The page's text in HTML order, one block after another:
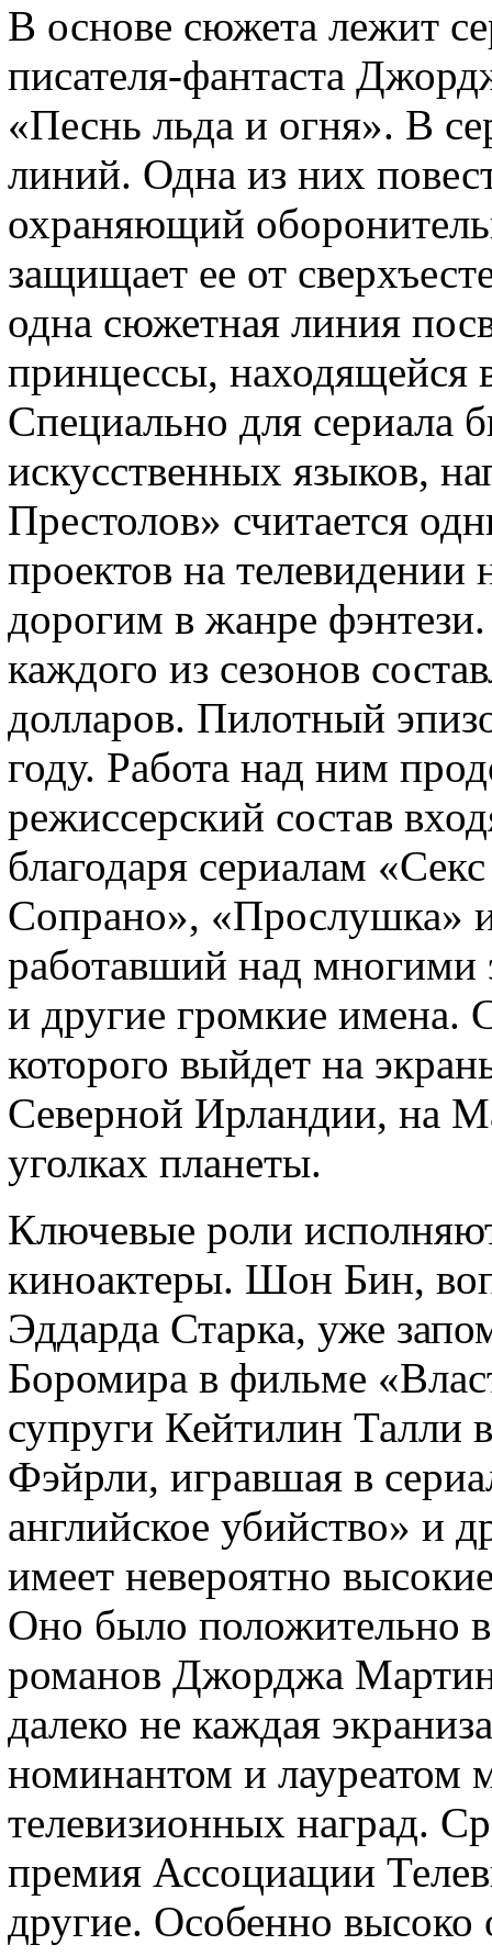
В основе сюжета лежит
писателя-фантаста
«Песнь льда и огня». В
линий. Одна из них
охраняющий
защищает ее от
одна сюжетная линия
принцессы, находящейся
Специально для сериала
искусственных языков,
Престолов» считается
проектов на
дорогим в жанре
каждого из сезонов
долларов. Пилотный
году. Работа над ним
режиссерский состав
благодаря сериалам
Сопрано», «Прослушка»
работавший над многими
и другие громкие имена.
которого выйдет на
Северной Ирландии, на
уголках планеты.
Ключевые роли
киноактеры. Шон Бин,
Эддарда Старка, уже
Боромира в фильме
супруги Кейтилин Талли
Фэйрли, игравшая в
английское убийство» и
имеет невероятно
Оно было положительно
романов Джорджа
далеко не каждая
номинантом и лауреатом
телевизионных наград.
премия Ассоциации
другие. Особенно высоко